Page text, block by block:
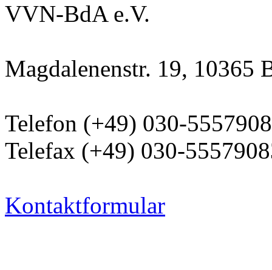
VVN-BdA e.V.
Magdalenenstr. 19, 10365
Telefon (+49) 030-
Telefax (+49) 030-
Kontaktformular